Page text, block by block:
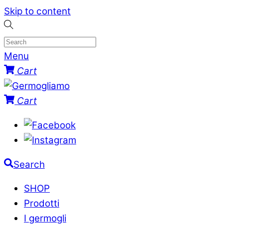
Skip to content
Menu
Cart
Cart
Search
SHOP
Prodotti
I germogli